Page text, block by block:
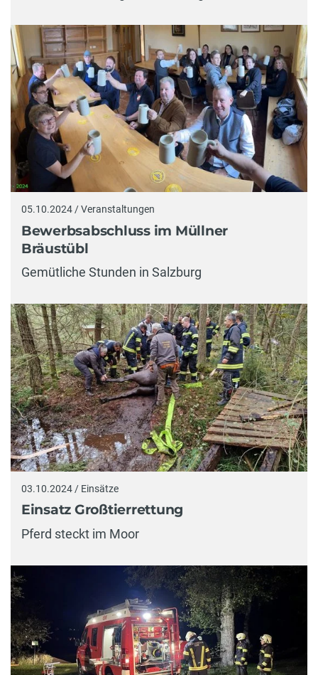
05.10.2024 / Veranstaltungen
Bewerbsabschluss im Müllner
Bräustübl
Gemütliche Stunden in Salzburg
03.10.2024 / Einsätze
Einsatz Großtierrettung
Pferd steckt im Moor